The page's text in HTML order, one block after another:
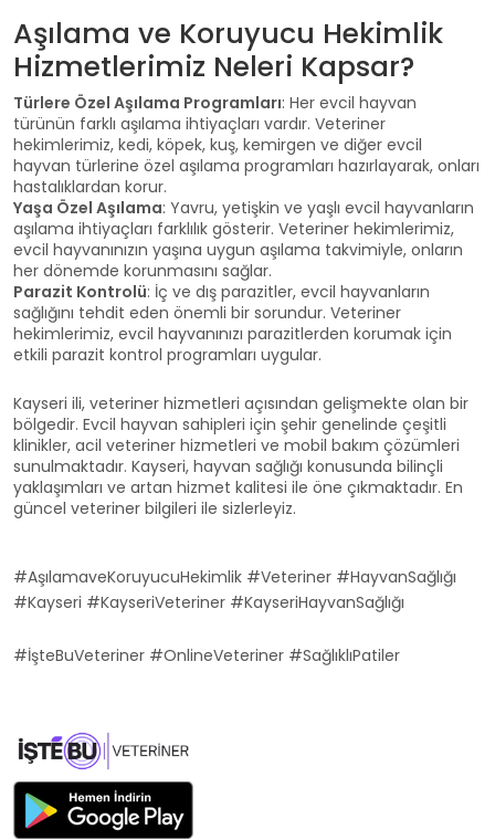
Aşılama ve Koruyucu Hekimlik
Hizmetlerimiz Neleri Kapsar?
Türlere Özel Aşılama Programları: Her evcil hayvan
türünün farklı aşılama ihtiyaçları vardır. Veteriner
hekimlerimiz, kedi, köpek, kuş, kemirgen ve diğer evcil
hayvan türlerine özel aşılama programları hazırlayarak, onları
hastalıklardan korur.
Yaşa Özel Aşılama: Yavru, yetişkin ve yaşlı evcil hayvanların
aşılama ihtiyaçları farklılık gösterir. Veteriner hekimlerimiz,
evcil hayvanınızın yaşına uygun aşılama takvimiyle, onların
her dönemde korunmasını sağlar.
Parazit Kontrolü: İç ve dış parazitler, evcil hayvanların
sağlığını tehdit eden önemli bir sorundur. Veteriner
hekimlerimiz, evcil hayvanınızı parazitlerden korumak için
etkili parazit kontrol programları uygular.
Kayseri ili, veteriner hizmetleri açısından gelişmekte olan bir
bölgedir. Evcil hayvan sahipleri için şehir genelinde çeşitli
klinikler, acil veteriner hizmetleri ve mobil bakım çözümleri
sunulmaktadır. Kayseri, hayvan sağlığı konusunda bilinçli
yaklaşımları ve artan hizmet kalitesi ile öne çıkmaktadır. En
güncel veteriner bilgileri ile sizlerleyiz.
#AşılamaveKoruyucuHekimlik #Veteriner #HayvanSağlığı
#Kayseri #KayseriVeteriner #KayseriHayvanSağlığı
#İşteBuVeteriner #OnlineVeteriner #SağlıklıPatiler